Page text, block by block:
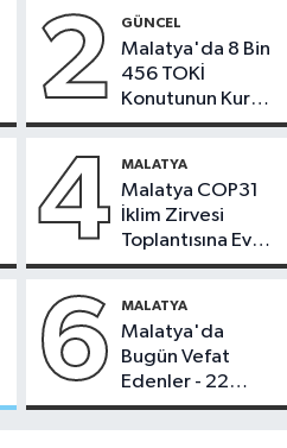
2 GÜNCEL
Malatya'da 8 Bin
456 TOKİ
Konutunun Kurası
Bugün Çekiliyor
4 MALATYA
Malatya COP31
İklim Zirvesi
Toplantısına Ev
Sahipliği Yaptı
6 MALATYA
Malatya'da
Bugün Vefat
Edenler - 22
Temmuz 2026